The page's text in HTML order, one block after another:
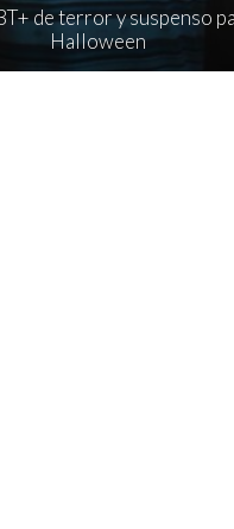
de terror y suspenso
Halloween